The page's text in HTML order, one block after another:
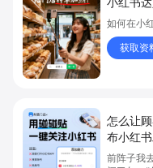
如何在小
获取资
怎么让
布小红
前阵子我